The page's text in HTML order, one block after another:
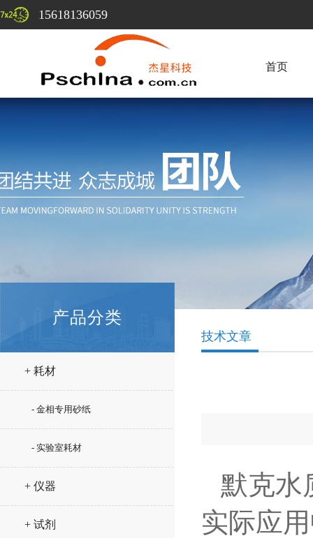
15618136059
首页
产品分类
+ 耗材
- 金相专用砂纸
- 实验室耗材
+ 仪器
+ 试剂
技术文章
默克水
实际应